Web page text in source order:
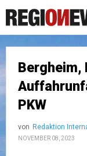
Bergheim,
PKW
von Redaktion
NOVEMBER 08, 2023